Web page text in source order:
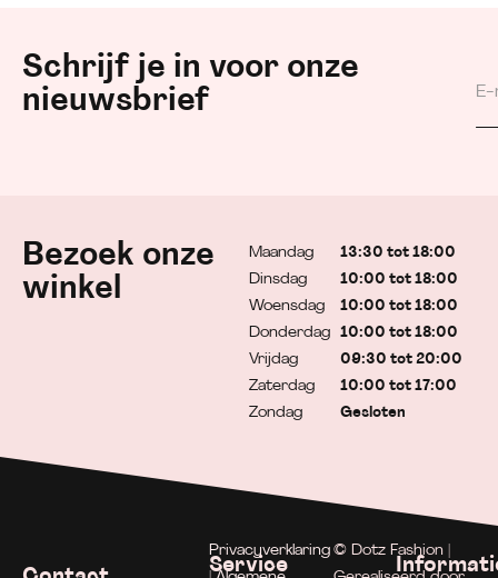
Schrijf je in voor onze
nieuwsbrief
Bezoek onze
winkel
Maandag
Dinsdag
Woensdag
Donderdag
Vrijdag
Zaterdag
Zondag
13:30 tot 18:00
10:00 tot 18:00
10:00 tot 18:00
10:00 tot 18:00
09:30 tot 20:00
10:00 tot 17:00
Gesloten
Service
Privacyverklaring © Dotz Fashion |